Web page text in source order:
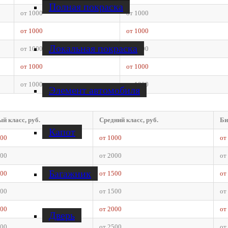
Полная покраска
Локальная покраска
Элемент автомобиля
Капот
Багажник
Дверь
от 1000 от 1000
от 1000 от 1000
от 1000 от 1000
от 1000 от 1000
от 1000 от 1000
класс, руб. Средний класс, руб.
от 1000 от
от 2000 от
от 1500 от
от 1500 от
от 2000 от